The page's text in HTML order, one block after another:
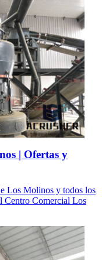
| Ofertas y
Los Molinos y todos los
Centro Comercial Los